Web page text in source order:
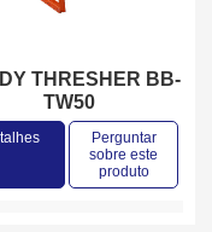
THRESHER BB-
TW50
Perguntar
sobre este
produto